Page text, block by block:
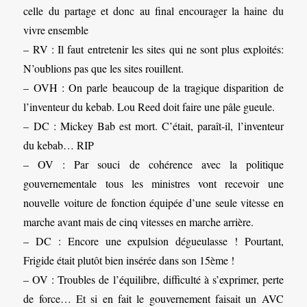
celle du partage et donc au final encourager la haine du
vivre ensemble
– RV : Il faut entretenir les sites qui ne sont plus exploités:
N’oublions pas que les sites rouillent.
– OVH : On parle beaucoup de la tragique disparition de
l’inventeur du kebab. Lou Reed doit faire une pâle gueule.
– DC : Mickey Bab est mort. C’était, paraît-il, l’inventeur
du kebab… RIP
– OV : Par souci de cohérence avec la politique
gouvernementale tous les ministres vont recevoir une
nouvelle voiture de fonction équipée d’une seule vitesse en
marche avant mais de cinq vitesses en marche arrière.
– DC : Encore une expulsion dégueulasse ! Pourtant,
Frigide était plutôt bien insérée dans son 15ème !
– OV : Troubles de l’équilibre, difficulté à s’exprimer, perte
de force… Et si en fait le gouvernement faisait un AVC